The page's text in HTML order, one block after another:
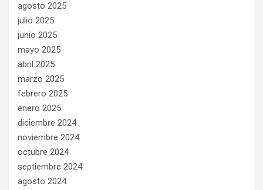
agosto 2025
julio 2025
junio 2025
mayo 2025
abril 2025
marzo 2025
febrero 2025
enero 2025
diciembre 2024
noviembre 2024
octubre 2024
septiembre 2024
agosto 2024